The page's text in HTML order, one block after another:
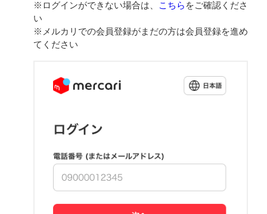
※ログインができない場合は、
こちら をご確認くださ
い
※メルカリでの会員登録がまだの方は会員登録を進め
てください